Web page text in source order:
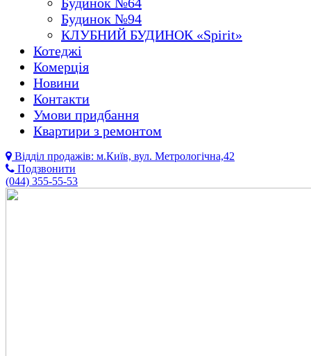
Будинок №94
КЛУБНИЙ БУДИНОК «Spirit»
Котеджі
Комерція
Новини
Контакти
Умови придбання
Квартири з ремонтом
Відділ продажів: м.Київ, вул. Метрологічна,42
Подзвонити
(044) 355-55-53